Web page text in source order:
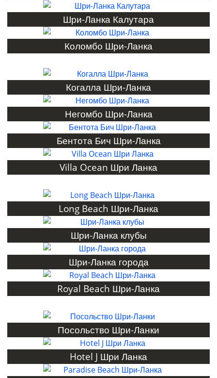
Шри-Ланка Калутара
Коломбо Шри-Ланка
Когалла Шри-Ланка
Негомбо Шри-Ланка
Бентота Бич Шри-Ланка
Villa Ocean Шри Ланка
Long Beach Шри-Ланка
Шри-Ланка клубы
Шри-Ланка города
Royal Beach Шри-Ланка
Посольство Шри-Ланки
Hotel J Шри Ланка